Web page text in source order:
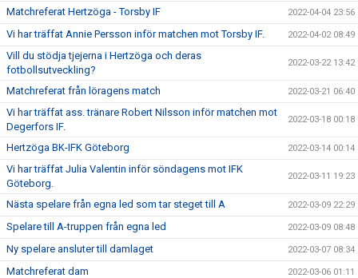
Matchreferat Hertzöga - Torsby IF 2022-04-04 23:56
Vi har träffat Annie Persson inför matchen mot Torsby IF. 2022-04-02 08:49
Vill du stödja tjejerna i Hertzöga och deras
fotbollsutveckling?
2022-03-22 13:42
Matchreferat från löragens match 2022-03-21 06:40
Vi har träffat ass. tränare Robert Nilsson inför matchen mot
Degerfors IF.
2022-03-18 00:18
Hertzöga BK-IFK Göteborg 2022-03-14 00:14
Vi har träffat Julia Valentin inför söndagens mot IFK
Göteborg.
2022-03-11 19:23
Nästa spelare från egna led som tar steget till A 2022-03-09 22:29
Spelare till A-truppen från egna led 2022-03-09 08:48
Ny spelare ansluter till damlaget 2022-03-07 08:34
Matchreferat dam 2022-03-06 01:11